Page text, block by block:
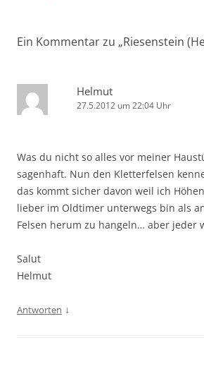
Ein Kommentar zu „Riesenstein
Helmut
27.5.2012 um 22:04 Uhr
Was du nicht so alles vor meiner
sagenhaft. Nun den Kletterfelsen
das kommt sicher davon weil ich
lieber im Oldtimer unterwegs bin als
Felsen herum zu hangeln… aber jeder
Salut
Helmut
Antworten ↓